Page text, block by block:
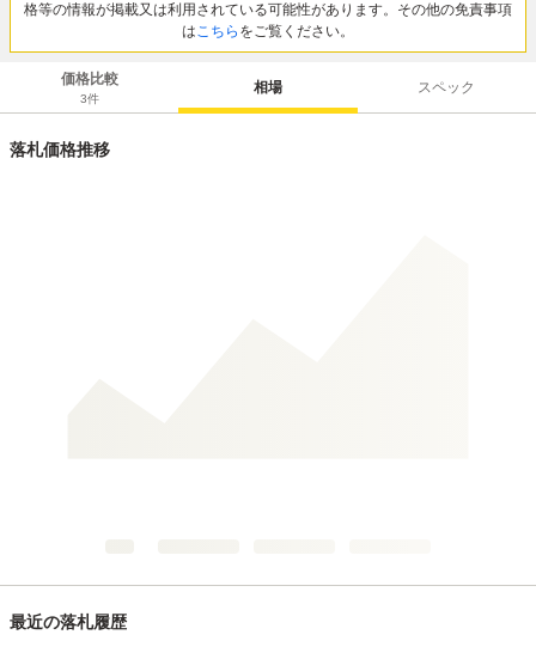
格等の情報が掲載又は利用されている可能性があります。その他の免責事項
はこちら をご覧ください。
価格比較
3件
相場 スペック
落札価格推移
最近の落札履歴